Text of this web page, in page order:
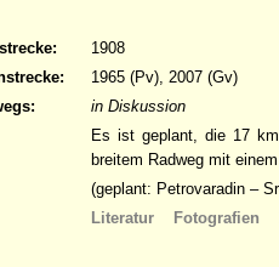
1908
1965 (Pv), 2007 (Gv)
in Diskussion
Es ist geplant, die 17
breitem Radweg mit
(geplant: Petrovaradin –
Literatur Fotografien